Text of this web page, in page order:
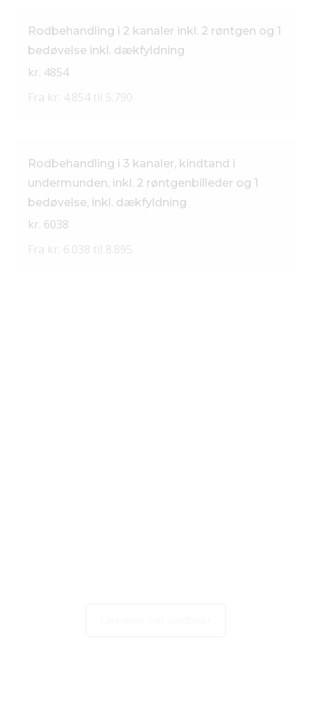
Rodbehandling i 2 kanaler inkl. 2 røntgen og 1
bedøvelse inkl. dækfyldning
kr. 4854
Fra kr. 4.854 til 5.790
Rodbehandling i 3 kanaler, kindtand i
undermunden, inkl. 2 røntgenbilleder og 1
bedøvelse, inkl. dækfyldning
kr. 6038
Fra kr. 6.038 til 8.895